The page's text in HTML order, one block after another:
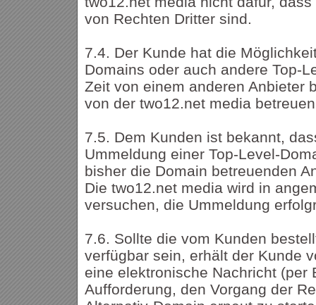
von Rechten Dritter sind.
7.4. Der Kunde hat die
Domains oder auch andere Top-
Zeit von einem anderen Anbieter
von der two12.net media
7.5. Dem Kunden ist bekannt,
Ummeldung einer Top-Level-
bisher die Domain betreuenden
Die two12.net media wird in
versuchen, die Ummeldung
7.6. Sollte die vom Kunden
verfügbar sein, erhält der Kunde
eine elektronische Nachricht (per
Aufforderung, den Vorgang der